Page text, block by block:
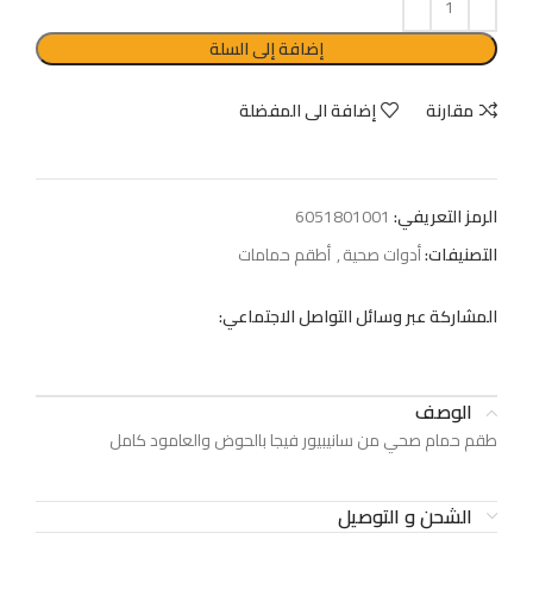
إضافة إلى السلة
مقارنة
إضافة الى المفضلة
الرمز التعريفي: 6051801001
التصنيفات:أدوات صحية,أطقم حمامات
المشاركة عبر وسائل التواصل الاجتماعي:
الوصف
طقم حمام صحي من سانيبيور فيجا بالحوض والعامود كامل
الشحن و التوصيل